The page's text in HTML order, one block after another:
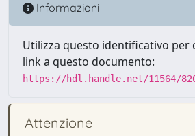
Informazioni
Utilizza questo identificativo per
link a questo documento:
https://hdl.handle.net/11564/
Attenzione